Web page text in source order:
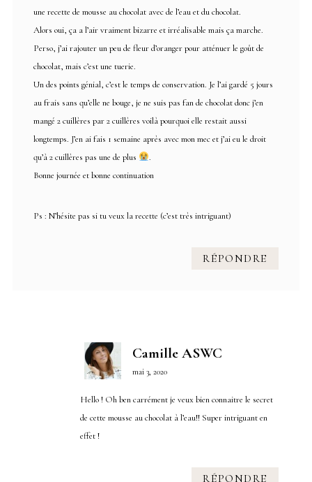
une recette de mousse au chocolat avec de l’eau et du chocolat.
Alors oui, ça a l’air vraiment bizarre et irréalisable mais ça marche.
Perso, j’ai rajouter un peu de fleur d’oranger pour atténuer le goût de
chocolat, mais c’est une tuerie.
Un des points génial, c’est le temps de conservation. Je l’ai gardé 5 jours
au frais sans qu’elle ne bouge, je ne suis pas fan de chocolat donc j’en
mangé 2 cuillères par 2 cuillères voilà pourquoi elle restait aussi
longtemps. J’en ai fais 1 semaine après avec mon mec et j’ai eu le droit
qu’à 2 cuillères pas une de plus
.
Bonne journée et bonne continuation
Ps : N’hésite pas si tu veux la recette (c’est très intriguant)
RÉPONDRE
Camille ASWC
mai 3, 2020
Hello ! Oh ben carrément je veux bien connaitre le secret
de cette mousse au chocolat à l’eau!! Super intriguant en
effet !
RÉPONDRE